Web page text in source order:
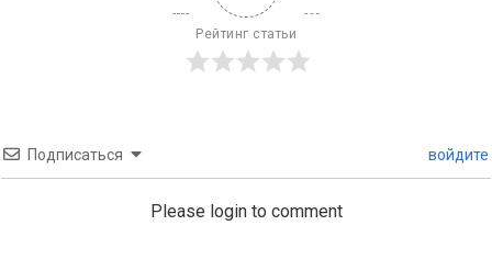
Рейтинг статьи
Подписаться войдите
Please login to comment